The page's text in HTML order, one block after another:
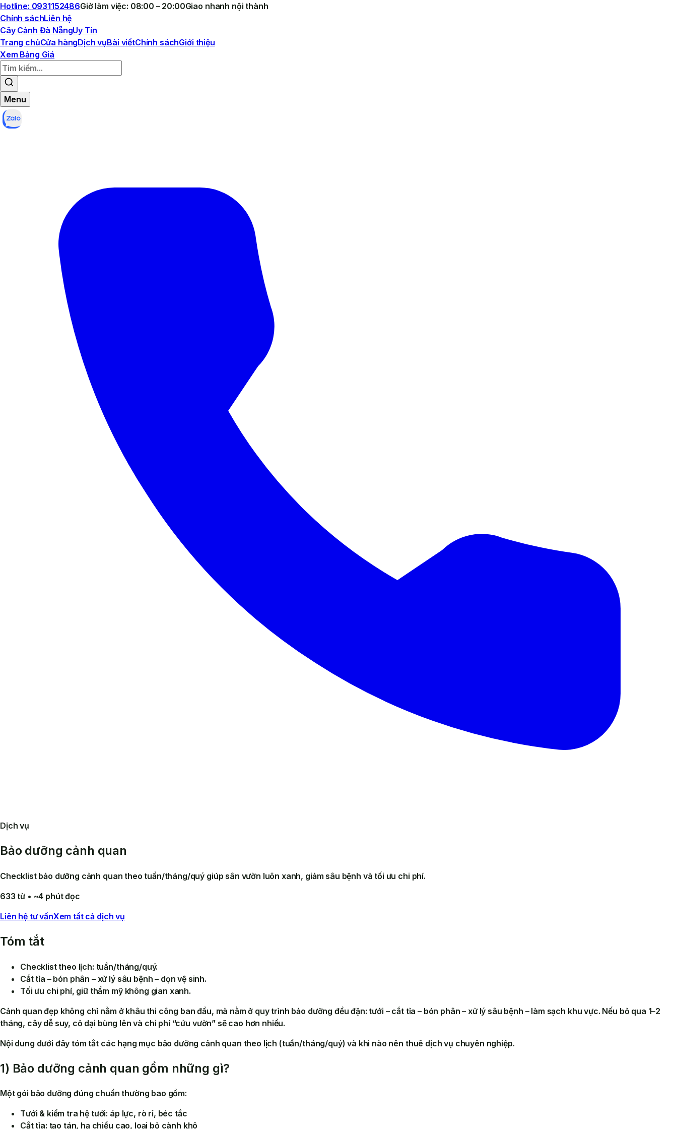
Hotline: 0931152486Giờ làm việc: 08:00 – 20:00Giao nhanh nội thành
Chính sáchLiên hệ
Cây Cảnh Đà NẵngUy Tín
Trang chủCửa hàngDịch vụBài viếtChính sáchGiới thiệu
Xem Bảng Giá
Menu
Dịch vụ
Bảo dưỡng cảnh quan
Checklist bảo dưỡng cảnh quan theo tuần/tháng/quý giúp sân vườn luôn xanh, giảm sâu bệnh và tối ưu chi phí.
633 từ • ~4 phút đọc
Liên hệ tư vấnXem tất cả dịch vụ
Tóm tắt
Checklist theo lịch: tuần/tháng/quý.
Cắt tỉa – bón phân – xử lý sâu bệnh – dọn vệ sinh.
Tối ưu chi phí, giữ thẩm mỹ không gian xanh.
Cảnh quan đẹp không chỉ nằm ở khâu thi công ban đầu, mà nằm ở quy trình bảo dưỡng đều đặn: tưới – cắt tỉa – bón phân – xử lý sâu bệnh – làm sạch khu vực. Nếu bỏ qua 1–2
tháng, cây dễ suy, cỏ dại bùng lên và chi phí “cứu vườn” sẽ cao hơn nhiều.
Nội dung dưới đây tóm tắt các hạng mục bảo dưỡng cảnh quan theo lịch (tuần/tháng/quý) và khi nào nên thuê dịch vụ chuyên nghiệp.
1) Bảo dưỡng cảnh quan gồm những gì?
Một gói bảo dưỡng đúng chuẩn thường bao gồm:
Tưới & kiểm tra hệ tưới: áp lực, rò rỉ, béc tắc
Cắt tỉa: tạo tán, hạ chiều cao, loại bỏ cành khô